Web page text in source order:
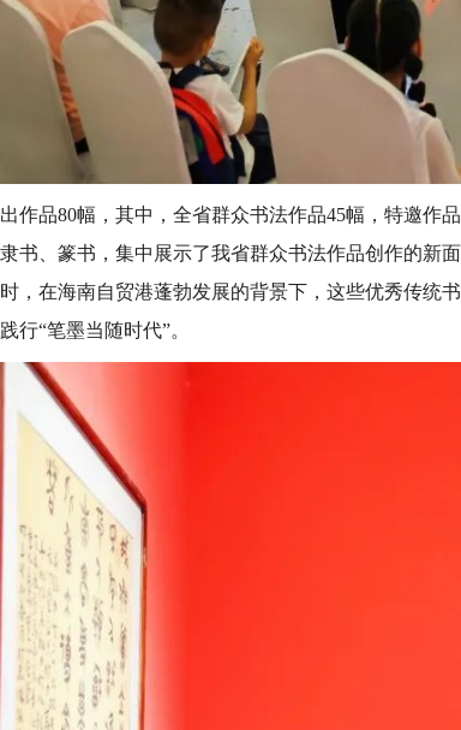
作品80幅，其中，全省群众书法作品45幅，特邀作
书、篆书，集中展示了我省群众书法作品创作的新
，在海南自贸港蓬勃发展的背景下，这些优秀传统
行“笔墨当随时代”。